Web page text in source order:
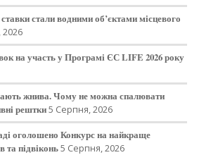
стали водними об’єктами місцевого
на участь у Програмі ЄС LIFE 2026 року
жнива. Чому не можна спалювати
рештки5 Серпня, 2026
оголошено Конкурс на найкраще
та підвіконь5 Серпня, 2026